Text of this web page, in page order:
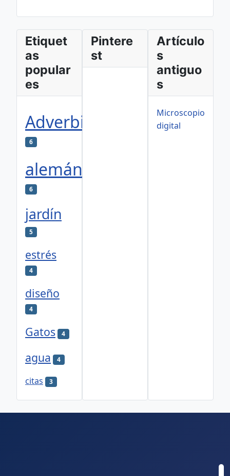
Etiquet
as
popular
es
Adverbios
6
alemán
6
jardín
5
estrés
4
diseño
4
Gatos 4
agua 4
citas 3
Pintere
st
Artículo
s
antiguo
s
Microscopio
digital